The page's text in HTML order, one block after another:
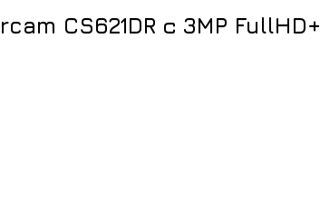
CS621DR с 3MP FullHD+